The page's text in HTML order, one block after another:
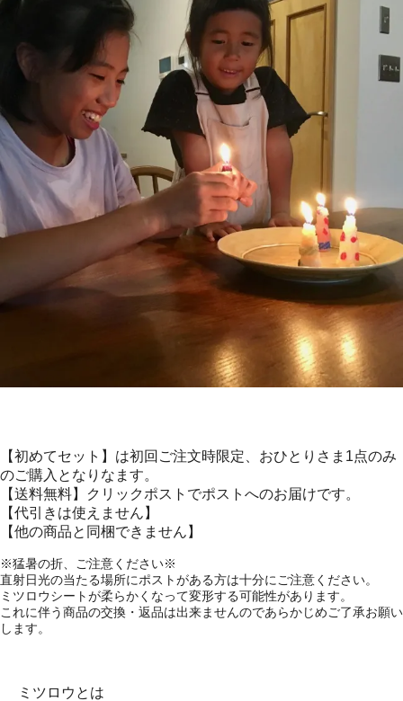
【初めてセット】は初回ご注文時限定、おひとりさま1点のみ
のご購入となりなます。
【送料無料】クリックポストでポストへのお届けです。
【代引きは使えません】
【他の商品と同梱できません】
※猛暑の折、ご注意ください※
直射日光の当たる場所にポストがある方は十分にご注意ください。
ミツロウシートが柔らかくなって変形する可能性があります。
これに伴う商品の交換・返品は出来ませんのであらかじめご了承お願い
します。
ミツロウとは